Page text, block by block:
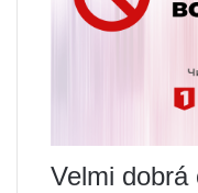
Velmi